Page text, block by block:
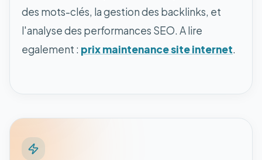
des mots-clés, la gestion des backlinks, et
l'analyse des performances SEO. A lire
egalement : prix maintenance site internet.